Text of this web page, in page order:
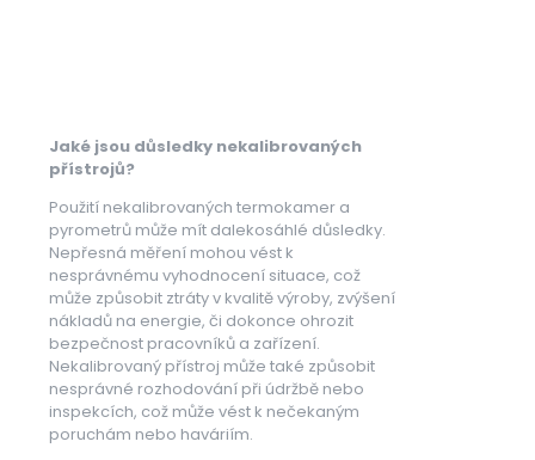
Jaké jsou důsledky nekalibrovaných
přístrojů?
Použití nekalibrovaných termokamer a
pyrometrů může mít dalekosáhlé důsledky.
Nepřesná měření mohou vést k
nesprávnému vyhodnocení situace, což
může způsobit ztráty v kvalitě výroby, zvýšení
nákladů na energie, či dokonce ohrozit
bezpečnost pracovníků a zařízení.
Nekalibrovaný přístroj může také způsobit
nesprávné rozhodování při údržbě nebo
inspekcích, což může vést k nečekaným
poruchám nebo haváriím.